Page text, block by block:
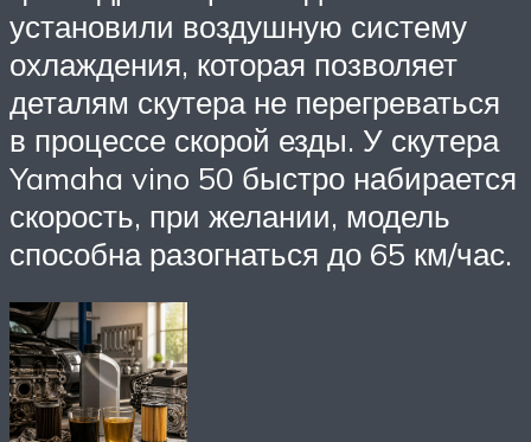
установили воздушную систему
охлаждения, которая позволяет
деталям скутера не перегреваться
в процессе скорой езды. У скутера
Yamaha vino 50 быстро набирается
скорость, при желании, модель
способна разогнаться до 65 км/час.